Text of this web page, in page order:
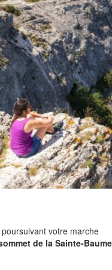
votre marche
de la Sainte-